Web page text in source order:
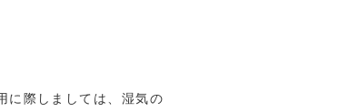
に際しましては、湿気の